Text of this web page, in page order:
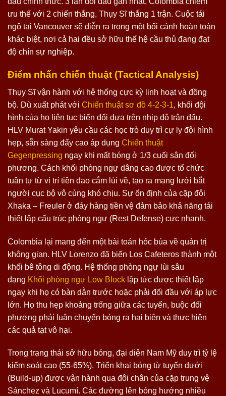
ưu thế với 2 chiến thắng, Thụy Sĩ thắng 1 trận. Cuộc tái
ngộ tại Vancouver sẽ diễn ra trong một bối cảnh hoàn toàn
khác biệt, nơi cả hai đều sở hữu thế hệ cầu thủ đang đạt
độ chín sự nghiệp.
Điểm nhấn chiến thuật (Tactical Analysis)
Thụy Sĩ vận hành với hệ thống cực kỳ linh hoạt và đồng
bộ. Dù xuất phát với Chiến thuật sơ đồ 4-2-3-1, khối đội
hình của họ liên tục biến đổi dựa trên nhịp độ trận đấu.
HLV Murat Yakin yêu cầu các học trò duy trì cự ly đội hình
hẹp, sẵn sàng đẩy cao áp dụng Chiến thuật
Gegenpressing ngay khi mất bóng ở 1/3 cuối sân đối
phương. Cách khối phòng ngự dâng cao được tổ chức
tuần tự từ vị trí tiền đạo cắm lùi về, tạo ra mạng lưới bắt
người cục bộ vô cùng khó chịu. Sự ổn định của cặp đôi
Xhaka – Freuler ở đáy hàng tiền vệ đảm bảo khả năng tái
thiết lập cấu trúc phòng ngự (Rest Defense) cực nhanh.
Colombia lại mang đến một bài toán hóc búa về quản trị
không gian. HLV Lorenzo đã biến Los Cafeteros thành một
khối bê tông di động. Hệ thống phòng ngự lùi sâu
dạng Khối phòng ngự Low Block lập tức được thiết lập
ngay khi họ có bàn dẫn trước hoặc phải đối đầu với áp lực
lớn. Họ thu hẹp khoảng trống giữa các tuyến, buộc đối
phương phải luân chuyển bóng ra hai biên và thực hiện
các quả tạt vô hại.
Trong trạng thái sở hữu bóng, đại diện Nam Mỹ duy trì tỷ lệ
kiểm soát cao (55-65%). Triển khai bóng từ tuyến dưới
(Build-up) được vận hành qua đôi chân của cặp trung vệ
Sánchez và Lucumí. Các đường lên bóng hướng nhiều